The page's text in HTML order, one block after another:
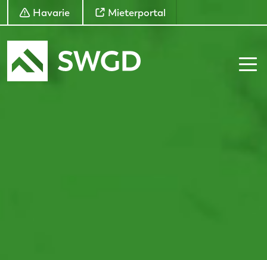
Havarie Mieterportal